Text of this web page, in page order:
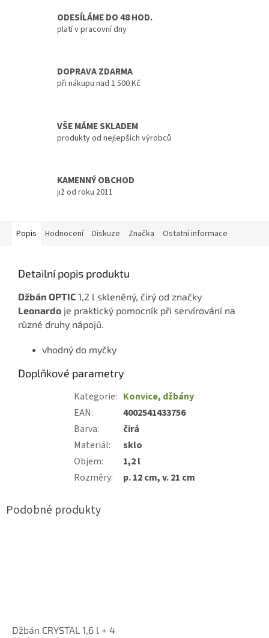
ODESÍLÁME DO 48 HOD.
platí v pracovní dny
DOPRAVA ZDARMA
při nákupu nad 1 500 Kč
VŠE MÁME SKLADEM
produkty od nejlepších výrobců
KAMENNÝ OBCHOD
již od roku 2011
Popis Hodnocení Diskuze Značka Ostatní informace
Detailní popis produktu
Džbán OPTIC 1,2 l skleněný, čirý od značky
Leonardo je praktický pomocník při servírování na
různé druhy nápojů.
vhodný do myčky
Doplňkové parametry
Kategorie: Konvice, džbány
EAN:
4002541433756
Barva:
čirá
Materiál:
sklo
Objem:
1,2 l
Rozměry: p. 12 cm, v. 21 cm
Džbán CRYSTAL 1,6 l + 4